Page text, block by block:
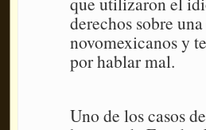
derechos sobre
novomexicanos y
por hablar mal.
Uno de los casos